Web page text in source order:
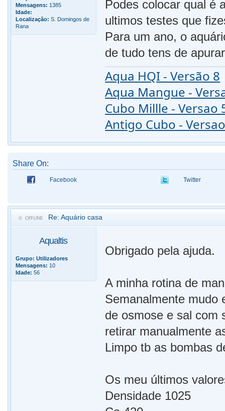
Mensagens: 1385
Idade:
Localização: S. Domingos de
Rana
Podes colocar qual é
ultimos testes que
Para um ano, o
de tudo tens de
Aqua HQI - Versão 8
Aqua Mangue -
Cubo Millle - Versao
Antigo Cubo -
Share On:
Facebook Twitter
Re: Aquário casa
Aqualtis
Grupo: Utilizadores
Mensagens: 10
Idade: 56
Obrigado pela ajuda.
A minha rotina de
Semanalmente mudo
de osmose e sal com
retirar manualmente
Limpo tb as bombas
Os meu últimos
Densidade 1025